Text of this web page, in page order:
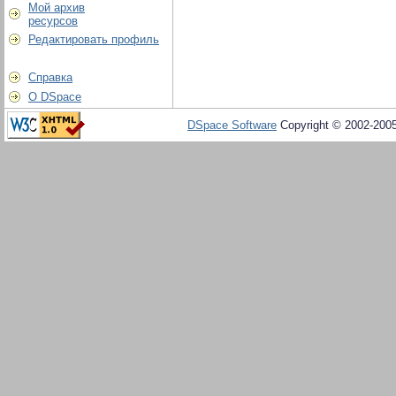
Мой архив
ресурсов
Редактировать профиль
Справка
О DSpace
DSpace Software Copyright © 2002-